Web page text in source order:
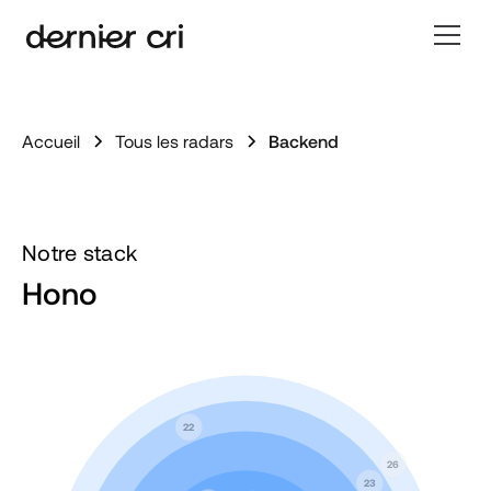
Accueil Tous les radars Backend
Notre stack
Hono
22
23
26